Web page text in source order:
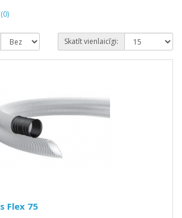
Skatīt vienlaicīgi:
Flex 75